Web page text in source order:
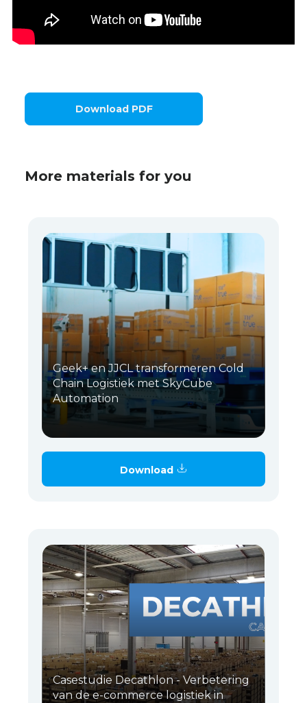
Download PDF
More materials for you
Geek+ en JJCL transformeren Cold
Chain Logistiek met SkyCube
Automation
Download
Casestudie Decathlon - Verbetering
van de e-commerce logistiek in